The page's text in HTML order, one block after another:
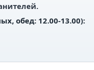
обед: 12.00-13.00):